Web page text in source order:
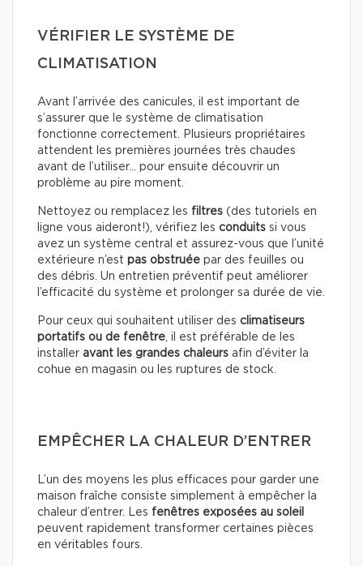
VÉRIFIER LE SYSTÈME DE
CLIMATISATION
Avant l’arrivée des canicules, il est important de
s’assurer que le système de climatisation
fonctionne correctement. Plusieurs propriétaires
attendent les premières journées très chaudes
avant de l’utiliser… pour ensuite découvrir un
problème au pire moment.
Nettoyez ou remplacez les filtres (des tutoriels en
ligne vous aideront!), vérifiez les conduits si vous
avez un système central et assurez-vous que l’unité
extérieure n’est pas obstruée par des feuilles ou
des débris. Un entretien préventif peut améliorer
l’efficacité du système et prolonger sa durée de vie.
Pour ceux qui souhaitent utiliser des climatiseurs
portatifs ou de fenêtre, il est préférable de les
installer avant les grandes chaleurs afin d’éviter la
cohue en magasin ou les ruptures de stock.
EMPÊCHER LA CHALEUR D’ENTRER
L’un des moyens les plus efficaces pour garder une
maison fraîche consiste simplement à empêcher la
chaleur d’entrer. Les fenêtres exposées au soleil
peuvent rapidement transformer certaines pièces
en véritables fours.